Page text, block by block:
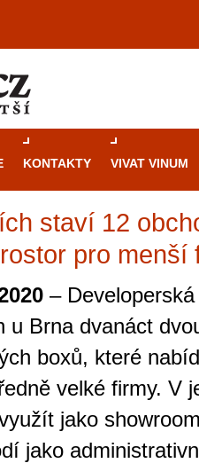
KONTAKTY VIVAT VINUM
staví 12
pro menší
–
u Brna dvanáct
boxů, které
velké firmy. V
jako
jako
Průvodce
Brně: Od
Brno je
zajímavé
restaurace,
místem, kde si
hry. V
širokou nabídku her
jak pro pravidelné